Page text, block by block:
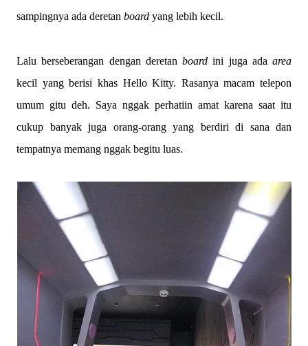
sampingnya ada deretan board yang lebih kecil.
Lalu berseberangan dengan deretan boardini juga ada area
kecil yang berisi khas Hello Kitty. Rasanya macam telepon
umum gitu deh. Saya nggak perhatiin amat karena saat itu
cukup banyak juga orang-orang yang berdiri di sana dan
tempatnya memang nggak begitu luas.